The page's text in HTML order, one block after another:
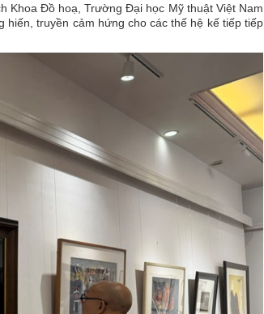
Khoa Đồ hoạ, Trường Đại học Mỹ thuật Việt Nam
hiến, truyền cảm hứng cho các thế hệ kế tiếp tiếp